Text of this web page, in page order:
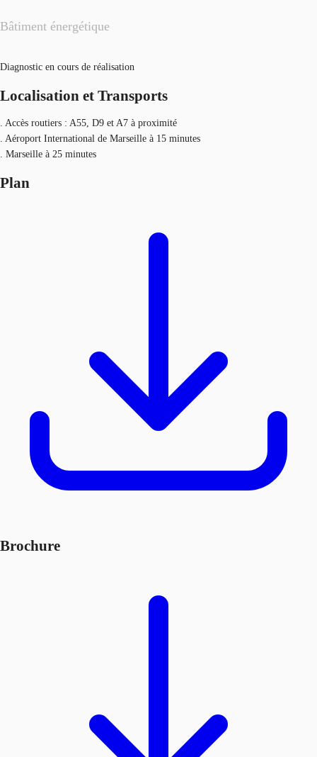
Bâtiment énergétique
Diagnostic en cours de réalisation
Localisation et Transports
. Accès routiers : A55, D9 et A7 à proximité
. Aéroport International de Marseille à 15 minutes
. Marseille à 25 minutes
Plan
Brochure